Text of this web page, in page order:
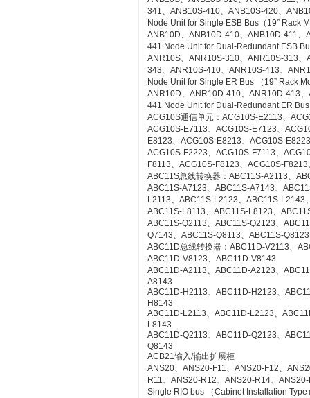
341、ANB10S-410、ANB10S-420、
Node Unit for Single ESB Bus（19” Rack
ANB10D、ANB10D-410、ANB10D-411
441 Node Unit for Dual-Redundant ESB
ANR10S、ANR10S-310、ANR10S-313
343、ANR10S-410、ANR10S-413、
Node Unit for Single ER Bus （19” Rack
ANR10D、ANR10D-410、ANR10D-413
441 Node Unit for Dual-Redundant ER
ACG10S通信单元：ACG10S-E2113、
ACG10S-E7113、ACG10S-E7123、
E8123、ACG10S-E8213、ACG10S-
ACG10S-F2223、ACG10S-F7113、
F8113、ACG10S-F8123、ACG10S-
ABC11S总线转换器：ABC11S-A2113、
ABC11S-A7123、ABC11S-A7143、
L2113、ABC11S-L2123、ABC11S-
ABC11S-L8113、ABC11S-L8123、
ABC11S-Q2113、ABC11S-Q2123、
Q7143、ABC11S-Q8113、ABC11S-
ABC11D总线转换器：ABC11D-V2113、
ABC11D-V8123、ABC11D-V8143
ABC11D-A2113、ABC11D-A2123、
A8143
ABC11D-H2113、ABC11D-H2123、
H8143
ABC11D-L2113、ABC11D-L2123、
L8143
ABC11D-Q2113、ABC11D-Q2123、
Q8143
ACB21输入/输出扩展柜
ANS20、ANS20-F11、ANS20-F12、
R11、ANS20-R12、ANS20-R14、
Single RIO bus （Cabinet Installation Type